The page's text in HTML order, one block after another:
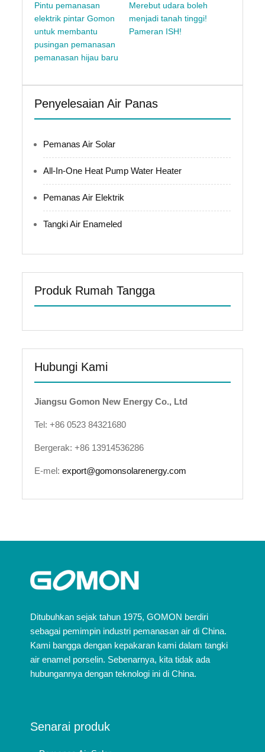
Pintu pemanasan
elektrik pintar Gomon
untuk membantu
pusingan pemanasan
pemanasan hijau baru
Merebut udara boleh
menjadi tanah tinggi!
Pameran ISH!
Penyelesaian Air Panas
Pemanas Air Solar
All-In-One Heat Pump Water Heater
Pemanas Air Elektrik
Tangki Air Enameled
Produk Rumah Tangga
Hubungi Kami
Jiangsu Gomon New Energy Co., Ltd
Tel: +86 0523 84321680
Bergerak: +86 13914536286
E-mel:export@gomonsolarenergy.com
Ditubuhkan sejak tahun 1975, GOMON berdiri
sebagai pemimpin industri pemanasan air di China.
Kami bangga dengan kepakaran kami dalam tangki
air enamel porselin. Sebenarnya, kita tidak ada
hubungannya dengan teknologi ini di China.
Senarai produk